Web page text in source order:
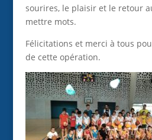
sourires, le plaisir et le retour
mettre mots.
Félicitations et merci à tous
de cette opération.